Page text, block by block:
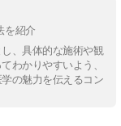
を紹介
、具体的な施術や観
わかりやすいよう、
の魅力を伝えるコン